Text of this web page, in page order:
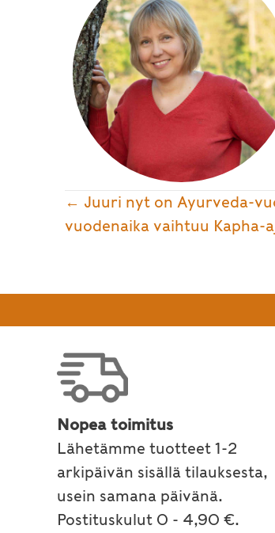
Posts
navigation
← Juuri nyt on Ayurveda-
vuodenaika vaihtuu Kapha-
Nopea toimitus
Lähetämme tuotteet 1-2
arkipäivän sisällä tilauksesta,
usein samana päivänä.
Postituskulut 0 - 4,90 €.